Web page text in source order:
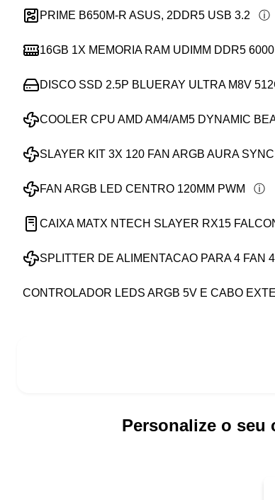
PRIME B650M-R ASUS, 2DDR5 USB 3.2
16GB 1X MEMORIA RAM UDIMM DDR5
DISCO SSD 2.5P BLUERAY ULTRA M8V
COOLER CPU AMD AM4/AM5 DYNAMIC
SLAYER KIT 3X 120 FAN ARGB AURA
FAN ARGB LED CENTRO 120MM PWM
CAIXA MATX NTECH SLAYER RX15
SPLITTER DE ALIMENTACAO PARA 4 FAN
CONTROLADOR LEDS ARGB 5V E CABO
Personalize o seu